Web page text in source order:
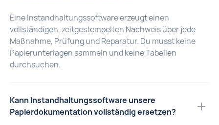
Eine Instandhaltungssoftware erzeugt einen
vollständigen, zeitgestempelten Nachweis über jede
Maßnahme, Prüfung und Reparatur. Du musst keine
Papierunterlagen sammeln und keine Tabellen
durchsuchen.
Kann Instandhaltungssoftware unsere
Papierdokumentation vollständig ersetzen?